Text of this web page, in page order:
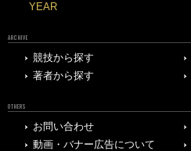
YEAR
ARCHIVE
競技から探す
著者から探す
OTHERS
お問い合わせ
動画・バナー広告について